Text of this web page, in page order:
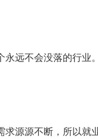
远不会没落的行业。
求源源不断，所以就